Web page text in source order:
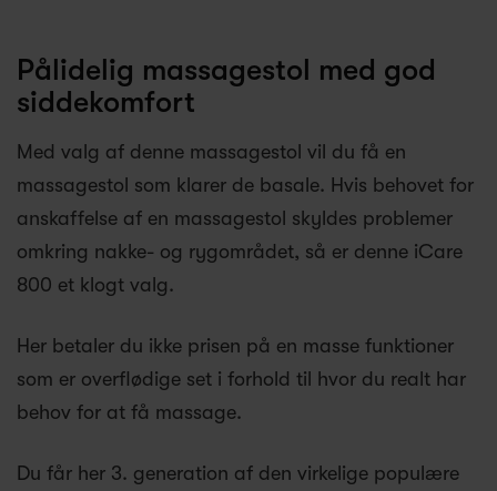
Pålidelig massagestol med god
siddekomfort
Med valg af denne massagestol vil du få en
massagestol som klarer de basale. Hvis behovet for
anskaffelse af en massagestol skyldes problemer
omkring nakke- og rygområdet, så er denne iCare
800 et klogt valg.
Her betaler du ikke prisen på en masse funktioner
som er overflødige set i forhold til hvor du realt har
behov for at få massage.
Du får her 3. generation af den virkelige populære